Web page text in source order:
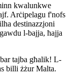
kwalunkwe
Arċipelagu f'nofs
destinazzjoni
l-bajja, ħajja
tajba għalik! L-
billi żżur Malta.